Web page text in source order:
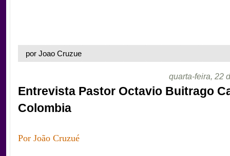
por Joao Cruzue
quarta-feira, 22
Entrevista Pastor Octavio Buitrago
Colombia
Por João Cruzué